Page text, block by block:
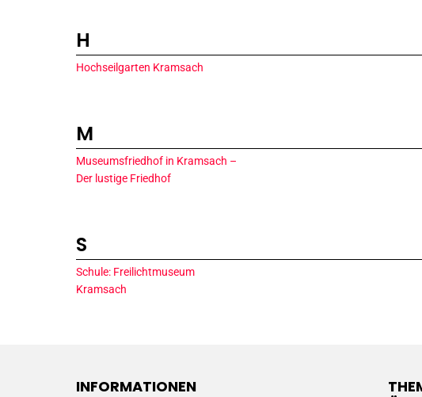
H
Hochseilgarten Kramsach
M
Museumsfriedhof in Kramsach –
Der lustige Friedhof
S
Schule: Freilichtmuseum
Kramsach
INFORMATIONEN